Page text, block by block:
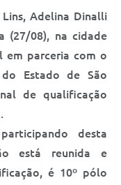
Adelina Dinalli
(27/08), na cidade
em parceria com o
Estado de São
de qualificação
desta
está reunida e
é 10º pólo